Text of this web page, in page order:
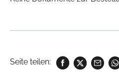
Seite teilen: